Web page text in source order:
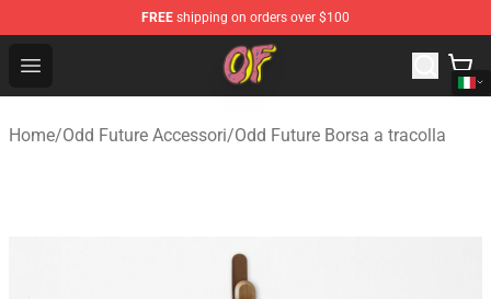
FREE shipping on orders over $100
Open menu
Odd Future Shop - Official Odd Future Merchandise Store
Home/Odd Future Accessori/Odd Future Borsa a tracolla